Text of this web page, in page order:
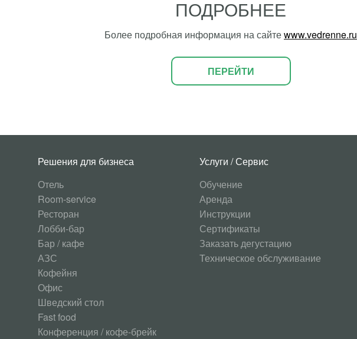
ПОДРОБНЕЕ
Более подробная информация на сайтеwww.vedrenne.ru
ПЕРЕЙТИ
Решения для бизнеса
Отель
Room-service
Ресторан
Лобби-бар
Бар / кафе
АЗС
Кофейня
Офис
Шведский стол
Fast food
Конференция / кофе-брейк
Услуги / Сервис
Обучение
Аренда
Инструкции
Сертификаты
Заказать дегустацию
Техническое обслуживание